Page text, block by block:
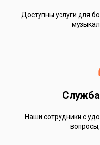
Доступны услуги для
Наши сотрудники с